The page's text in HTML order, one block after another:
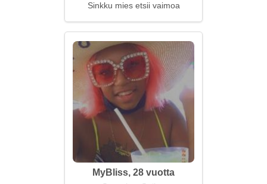
Sinkku mies etsii vaimoa
MyBliss, 28 vuotta